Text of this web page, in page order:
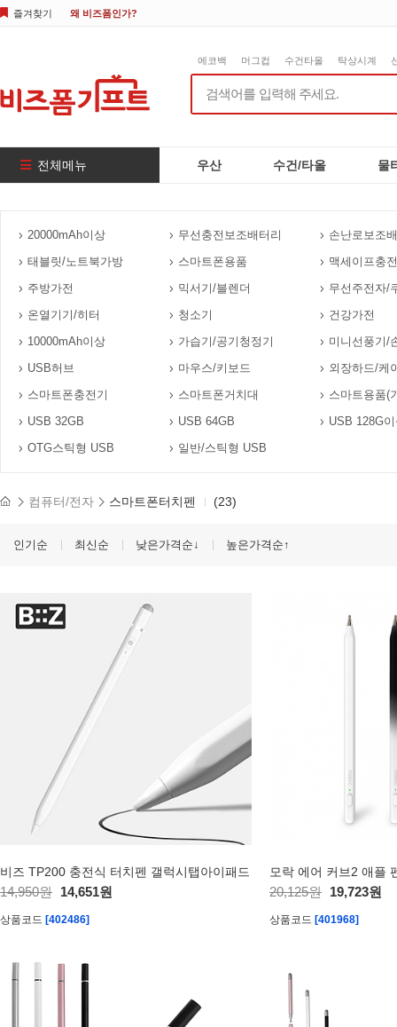
즐겨찾기 왜 비즈폼인가?
에코백 머그컵 수건타올 탁상시계
전체메뉴 우산 수건/타올 물
20000mAh이상 무선충전보조배터리
손난로보조
태블릿/노트북가방
스마트폰용품
맥세이프충
주방가전
믹서기/블렌더
무선주전자/
온열기기/히터
청소기
건강가전
10000mAh이상
가습기/공기청정기
미니선풍기/
USB허브
마우스/키보드
외장하드/케
스마트폰충전기
스마트폰거치대
스마트용품(
USB 32GB
USB 64GB
USB 128G
OTG스틱형 USB
일반/스틱형 USB
컴퓨터/전자 스마트폰터치펜 (23)
인기순 최신순 낮은가격순↓ 높은가격순↑
비즈 TP200 충전식 터치펜 갤럭시탭아이패드
14,950원 14,651원
상품코드 [402486]
20,125원 19,723원
상품코드 [401968]